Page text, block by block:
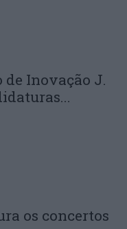
de Inovação J.
os concertos